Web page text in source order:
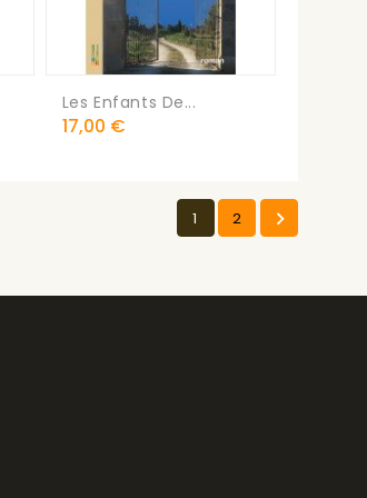
Les Enfants De...
Prix
17,00 €
1 2 